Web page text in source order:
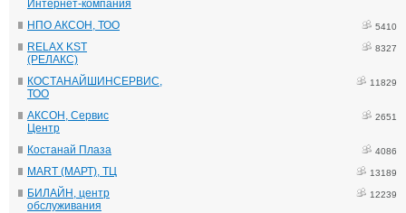
Интернет-компания
НПО АКСОН, ТОО 5410
RELAX KST
(РЕЛАКС)
8327
КОСТАНАЙШИНСЕРВИС,
ТОО
11829
АКСОН, Сервис
Центр
2651
Костанай Плаза 4086
MART (МАРТ), ТЦ 13189
БИЛАЙН, центр
обслуживания
12239